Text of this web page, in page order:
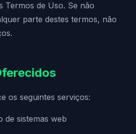
Termos de Uso. Se não
parte destes termos, não
os seguintes serviços:
de sistemas web